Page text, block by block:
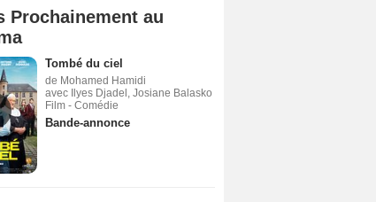
Prochainement au
Tombé du ciel
de Mohamed Hamidi
avec Ilyes Djadel, Josiane Balasko
Film - Comédie
Bande-annonce